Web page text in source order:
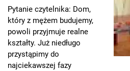
Pytanie czytelnika: Dom,
który z mężem budujemy,
powoli przyjmuje realne
kształty. Już niedługo
przystąpimy do
najciekawszej fazy